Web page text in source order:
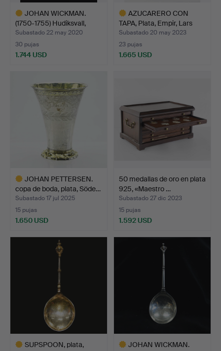
JOHAN WICKMAN.
(1750-1755) Hudiksvall,
Cuc…
Subastado 22 may 2020
30 pujas
1.744 USD
AZUCARERO CON
TAPA, Plata, Empir, Lars
Fre…
Subastado 20 may 2023
23 pujas
1.665 USD
JOHAN PETTERSEN.
copa de boda, plata, Söde…
Subastado 17 jul 2025
15 pujas
1.650 USD
50 medallas de oro en plata
925, «Maestro …
Subastado 27 dic 2023
15 pujas
1.592 USD
SUPSPOON, plata,
JOHAN WICKMAN.